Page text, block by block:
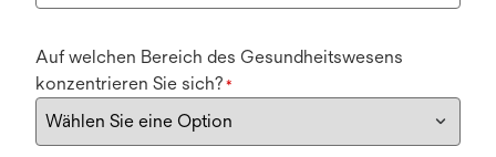
Auf welchen Bereich des Gesundheitswesens
konzentrieren Sie sich? *